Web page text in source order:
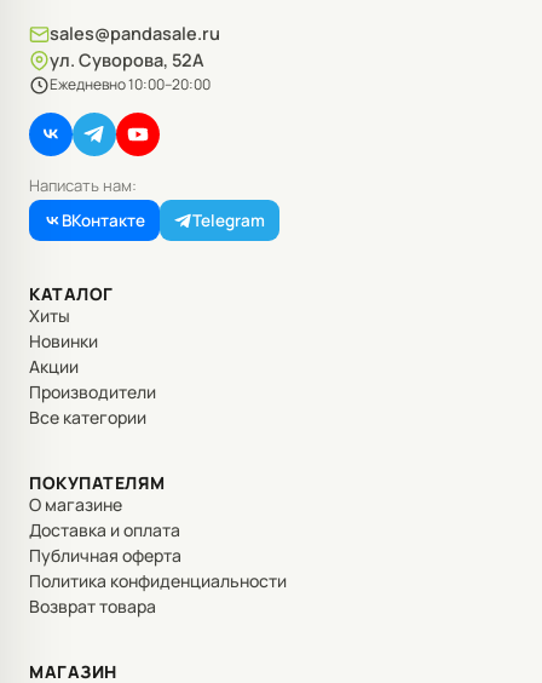
sales@pandasale.ru
ул. Суворова, 52А
Ежедневно 10:00–20:00
Написать нам:
ВКонтакте
Telegram
КАТАЛОГ
Хиты
Новинки
Акции
Производители
Все категории
ПОКУПАТЕЛЯМ
О магазине
Доставка и оплата
Публичная оферта
Политика конфиденциальности
Возврат товара
МАГАЗИН